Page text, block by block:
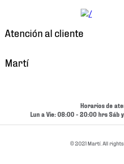
Atención al cliente
Cambios y Devoluciones
Martí
Términos y Condiciones
Horarios de
Lun a Vie: 08:00 - 20:00 hrs Sáb
© 2021 Martí. All